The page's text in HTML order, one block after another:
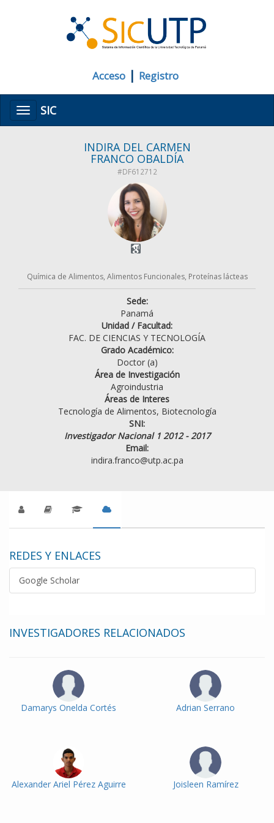
Acceso | Registro
MenúSIC
INDIRA DEL CARMEN
FRANCO OBALDÍA
#DF612712
Química de Alimentos, Alimentos Funcionales, Proteínas lácteas
Sede:
Panamá
Unidad / Facultad:
FAC. DE CIENCIAS Y TECNOLOGÍA
Grado Académico:
Doctor (a)
Área de Investigación
Agroindustria
Áreas de Interes
Tecnología de Alimentos, Biotecnología
SNI:
Investigador Nacional 1 2012 - 2017
Email:
indira.franco@utp.ac.pa
REDES Y ENLACES
Google Scholar
INVESTIGADORES RELACIONADOS
Damarys Onelda Cortés Adrian Serrano
Alexander Ariel Pérez Aguirre Joisleen Ramírez